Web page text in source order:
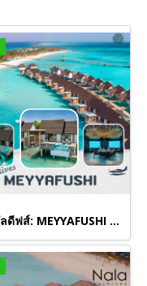
ทัวร์มัลดีฟส์: MEYYAFUSHI MALDIVES